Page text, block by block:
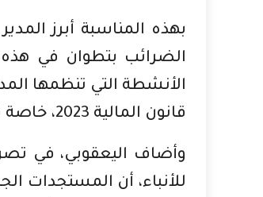
بهذه المناسبة أبرز
الضرائب بتطوان في هذه
الأنشطة التي تنظمها
قانون المالية 2023، خاصة فيما يتعلق بالمهن الحرة.